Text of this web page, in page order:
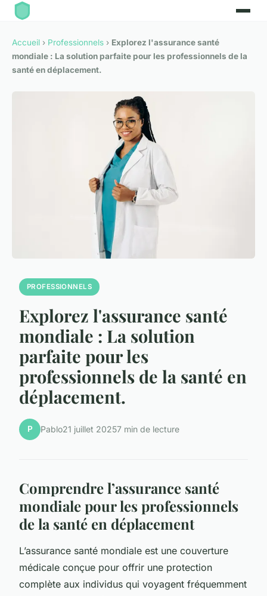
Accueil › Professionnels › Explorez l'assurance santé
mondiale : La solution parfaite pour les professionnels de la
santé en déplacement.
PROFESSIONNELS
Explorez l'assurance santé
mondiale : La solution
parfaite pour les
professionnels de la santé en
déplacement.
P Pablo21 juillet 20257 min de lecture
Comprendre l’assurance santé
mondiale pour les professionnels
de la santé en déplacement
L’assurance santé mondiale est une couverture
médicale conçue pour offrir une protection
complète aux individus qui voyagent fréquemment